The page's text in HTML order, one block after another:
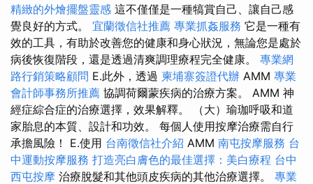
精緻的外燴擺盤靈感 這不僅僅是一種犒賞自己、讓自己感
覺良好的方式。 宜蘭徵信社推薦 專業抓姦服務 它是一種有
效的工具，有助於改善您的健康和身心狀況，無論您是處於
病後恢復階段，還是透過清爽調理療程完全健康。 專業網
路行銷策略顧問 E.此外，透過 柬埔寨簽證代辦 AMM 專業
會計師事務所推薦 協調荷爾蒙疾病的治療方案。 AMM 神
經症綜合症的治療選擇，效果解釋。 （大）瑜珈呼吸和道
家胎息的本質、設計和功效。 每個人使用按摩治療需自行
承擔風險！ E.使用 台南徵信社介紹 AMM 南屯按摩服務 台
中運動按摩服務 打造亮白膚色的最佳選擇：美白療程 台中
西屯按摩 治療脫髮和其他頭皮疾病的其他治療選擇。 專業